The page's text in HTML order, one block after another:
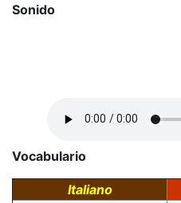
Sonido
Vocabulario
Italiano